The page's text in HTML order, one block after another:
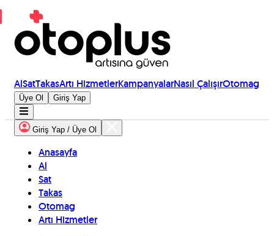
AlSatTakasArtı HizmetlerKampanyalarNasıl ÇalışırOtomag
Üye Ol Giriş Yap
Giriş Yap / Üye Ol
Anasayfa
Al
Sat
Takas
Otomag
Artı Hizmetler